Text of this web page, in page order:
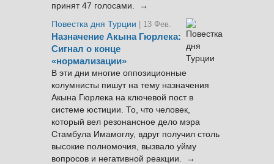
принят 47 голосами. →
Повестка дня Турции
| 13 Фев.
Назначение Акына Гюрлека:
Сигнал о конце
«нормализации»
В эти дни многие оппозиционные
колумнисты пишут на тему назначения
Акына Гюрлека на ключевой пост в
системе юстиции. То, что человек,
который вел резонансное дело мэра
Стамбула Имамоглу, вдруг получил столь
высокие полномочия, вызвало уйму
вопросов и негативной реакции. →